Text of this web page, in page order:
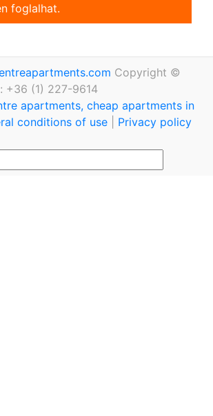
foglalhat.
Copyright ©
+36 (1) 227-9614
apartments, cheap apartments in
conditions of use Privacy policy